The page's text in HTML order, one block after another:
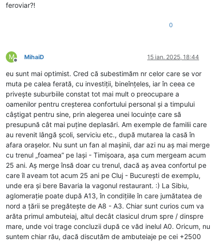
feroviar?!
0
M
Deconectat
MihaiD 15 ian. 2025, 18:44
eu sunt mai optimist. Cred că subestimăm nr celor care se vor
muta pe calea ferată, cu investiții, bineînțeles, iar în ceea ce
privește suburbiile constat tot mai mult o preocupare a
oamenilor pentru creșterea confortului personal și a timpului
câștigat pentru sine, prin alegerea unei locuințe care să
presupună cât mai puține deplasări. Am exemple de familii care
au revenit lângă școli, serviciu etc., după mutarea la casă în
afara orașelor. Nu sunt un fan al mașinii, dar azi nu aș mai merge
cu trenul „foamea” pe Iași - Timișoara, așa cum mergeam acum
25 ani. Aș merge însă doar cu trenul, dacă aș avea confortul pe
care îl aveam tot acum 25 ani pe Cluj - București de exemplu,
unde era și bere Bavaria la vagonul restaurant. :) La Sibiu,
aglomerație poate după A13, în condițiile în care jumătatea de
nord a țării se pregătește de A8 - A3. Chiar sunt curios cum va
arăta primul ambuteiaj, altul decât clasicul drum spre / dinspre
mare, unde voi trage concluzii după ce văd inelul A0. Oricum, nu
suntem chiar rău, dacă discutăm de ambuteiaje pe cei +2500